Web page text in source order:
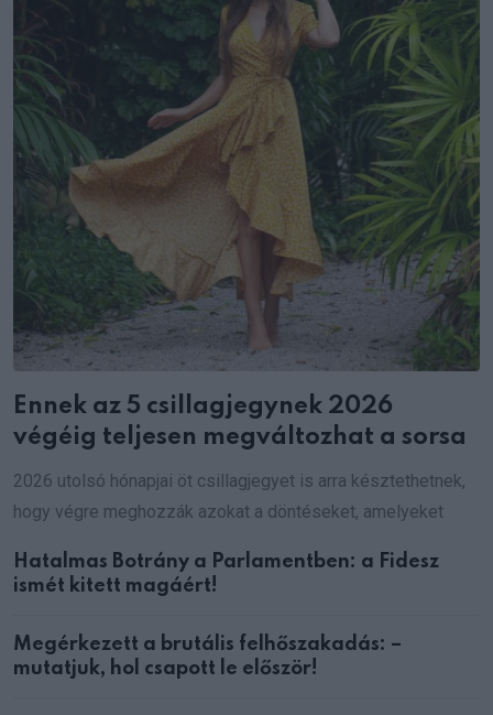
Ennek az 5 csillagjegynek 2026
végéig teljesen megváltozhat a sorsa
2026 utolsó hónapjai öt csillagjegyet is arra késztethetnek,
hogy végre meghozzák azokat a döntéseket, amelyeket
Hatalmas Botrány a Parlamentben: a Fidesz
ismét kitett magáért!
Megérkezett a brutális felhőszakadás: –
mutatjuk, hol csapott le először!